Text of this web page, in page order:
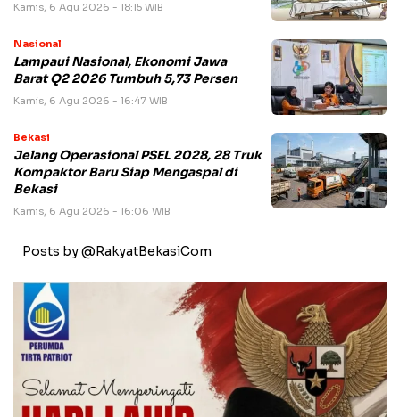
Kamis, 6 Agu 2026 - 18:15 WIB
Nasional
Lampaui Nasional, Ekonomi Jawa
Barat Q2 2026 Tumbuh 5,73 Persen
Kamis, 6 Agu 2026 - 16:47 WIB
Bekasi
Jelang Operasional PSEL 2028, 28 Truk
Kompaktor Baru Siap Mengaspal di
Bekasi
Kamis, 6 Agu 2026 - 16:06 WIB
Posts by @RakyatBekasiCom